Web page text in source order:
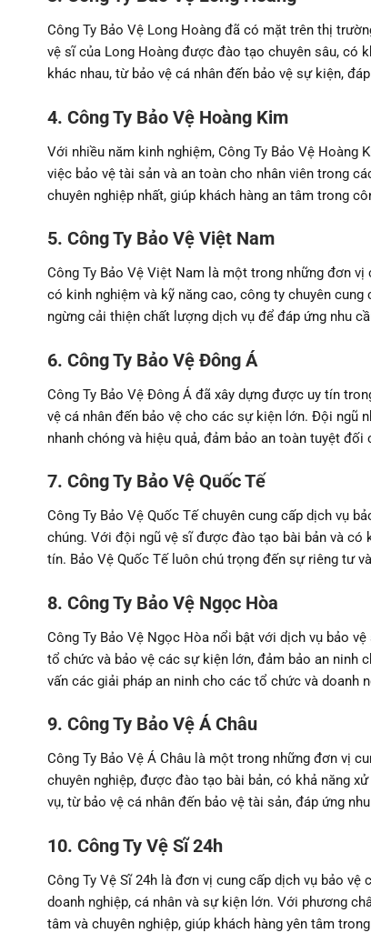
Công Ty Bảo Vệ Long Hoàng đã có mặt trên thị
vệ sĩ của Long Hoàng được đào tạo chuyên sâu, có
khác nhau, từ bảo vệ cá nhân đến bảo vệ sự kiện,
4. Công Ty Bảo Vệ Hoàng Kim
Với nhiều năm kinh nghiệm, Công Ty Bảo Vệ
việc bảo vệ tài sản và an toàn cho nhân viên trong
chuyên nghiệp nhất, giúp khách hàng an tâm trong
5. Công Ty Bảo Vệ Việt Nam
Công Ty Bảo Vệ Việt Nam là một trong những đơn
có kinh nghiệm và kỹ năng cao, công ty chuyên
ngừng cải thiện chất lượng dịch vụ để đáp ứng nhu
6. Công Ty Bảo Vệ Đông Á
Công Ty Bảo Vệ Đông Á đã xây dựng được uy tín
vệ cá nhân đến bảo vệ cho các sự kiện lớn. Đội ngũ
nhanh chóng và hiệu quả, đảm bảo an toàn tuyệt đối
7. Công Ty Bảo Vệ Quốc Tế
Công Ty Bảo Vệ Quốc Tế chuyên cung cấp dịch vụ
chúng. Với đội ngũ vệ sĩ được đào tạo bài bản và có
tín. Bảo Vệ Quốc Tế luôn chú trọng đến sự riêng tư
8. Công Ty Bảo Vệ Ngọc Hòa
Công Ty Bảo Vệ Ngọc Hòa nổi bật với dịch vụ bảo
tổ chức và bảo vệ các sự kiện lớn, đảm bảo an ninh
vấn các giải pháp an ninh cho các tổ chức và doanh
9. Công Ty Bảo Vệ Á Châu
Công Ty Bảo Vệ Á Châu là một trong những đơn vị
chuyên nghiệp, được đào tạo bài bản, có khả năng
vụ, từ bảo vệ cá nhân đến bảo vệ tài sản, đáp ứng
10. Công Ty Vệ Sĩ 24h
Công Ty Vệ Sĩ 24h là đơn vị cung cấp dịch vụ bảo
doanh nghiệp, cá nhân và sự kiện lớn. Với phương
tâm và chuyên nghiệp, giúp khách hàng yên tâm